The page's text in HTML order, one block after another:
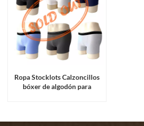
Ropa Stocklots Calzoncillos
bóxer de algodón para